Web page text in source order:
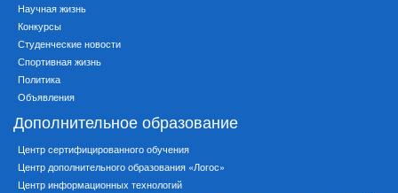
Научная жизнь
Конкурсы
Студенческие новости
Спортивная жизнь
Политика
Объявления
Дополнительное образование
Центр сертифицированного обучения
Центр дополнительного образования «Логос»
Центр информационных технологий